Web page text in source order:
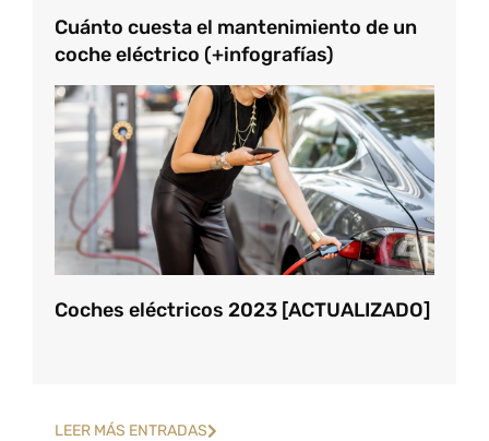
Cuánto cuesta el mantenimiento de un
coche eléctrico (+infografías)
Coches eléctricos 2023 [ACTUALIZADO]
LEER MÁS ENTRADAS